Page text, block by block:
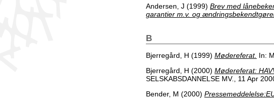
Andersen, J (1999) Brev med
garantier m.v. og
B
Bjerregård, H (1999) Mødereferat. In:
Bjerregård, H (2000) Mødereferat:
SELSKABSDANNELSE MV., 11 Apr
Bender, M (2000)